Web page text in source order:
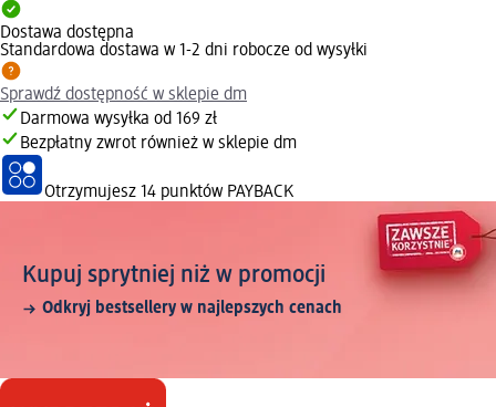
Dostawa dostępna
Standardowa dostawa w 1-2 dni robocze od wysyłki
Sprawdź dostępność w sklepie dm
Darmowa wysyłka od 169 zł
Bezpłatny zwrot również w sklepie dm
Otrzymujesz 14 punktów PAYBACK
Kupuj sprytniej niż w promocji
Odkryj bestsellery w najlepszych cenach